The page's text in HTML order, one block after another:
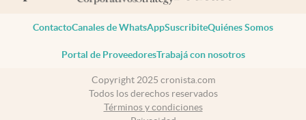
ContactoCanales de WhatsAppSuscribiteQuiénes Somos
Portal de ProveedoresTrabajá con nosotros
Copyright 2025 cronista.com
Todos los derechos reservados
Términos y condiciones